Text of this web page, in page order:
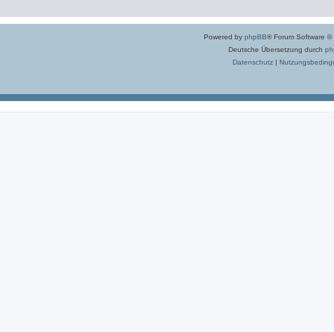
Powered by phpBB® Forum Software ©
Deutsche Übersetzung durch
Datenschutz|